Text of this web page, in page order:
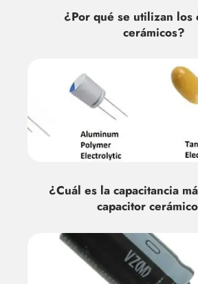
¿Por qué se utilizan los
cerámicos?
¿Cuál es la capacitancia
capacitor